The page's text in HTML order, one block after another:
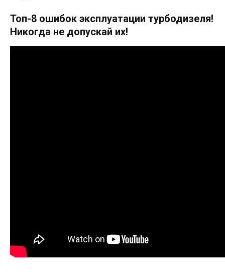
Топ-8 ошибок эксплуатации турбодизеля!
Никогда не допускай их!